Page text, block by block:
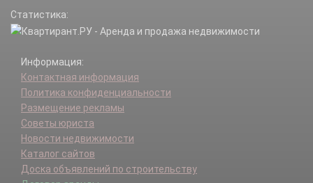
Статистика:
Информация:
Контактная информация
Политика конфиденциальности
Размещение рекламы
Советы юриста
Новости недвижимости
Каталог сайтов
Доска объявлений по строительству